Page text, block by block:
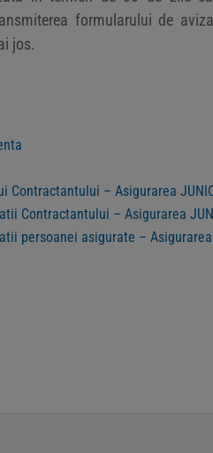
formularului de
jos.
Contractantului – Asigurarea
Contractantului – Asigurarea
persoanei asigurate –